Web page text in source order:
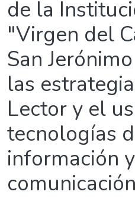
de la
"Virgen del
San
las
Lector y el
tecnologías
información y